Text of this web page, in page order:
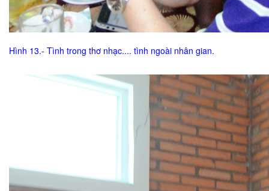
Hình 13.- Tình trong thơ nhạc.... tình ngoài nhân gian.